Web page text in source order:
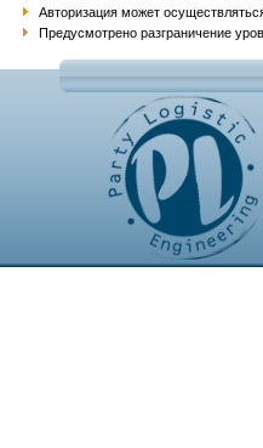
Авторизация может
Предусмотрено разграничение